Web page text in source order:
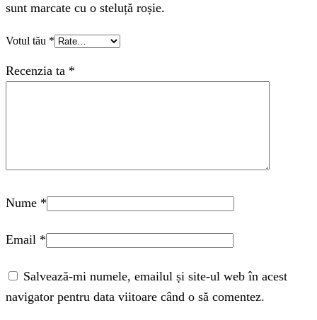
sunt marcate cu o steluță roșie.
Votul tău *
Recenzia ta *
Nume *
Email *
Salvează-mi numele, emailul și site-ul web în acest
navigator pentru data viitoare când o să comentez.